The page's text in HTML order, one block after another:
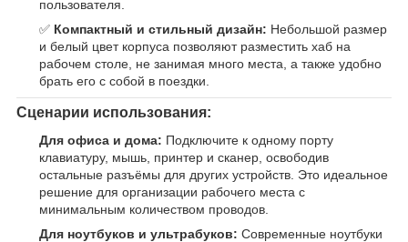
пользователя.
✅ Компактный и стильный дизайн: Небольшой размер
и белый цвет корпуса позволяют разместить хаб на
рабочем столе, не занимая много места, а также удобно
брать его с собой в поездки.
Сценарии использования:
Для офиса и дома: Подключите к одному порту
клавиатуру, мышь, принтер и сканер, освободив
остальные разъёмы для других устройств. Это идеальное
решение для организации рабочего места с
минимальным количеством проводов.
Для ноутбуков и ультрабуков: Современные ноутбуки